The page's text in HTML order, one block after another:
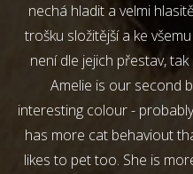
nechá hladit a velmi
trošku složitější a ke
není dle jejich přestav,
Amelie is our second
interesting colour -
has more cat behaviout
likes to pet too. She is